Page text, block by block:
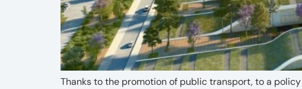
Thanks to the promotion of public transport, to a